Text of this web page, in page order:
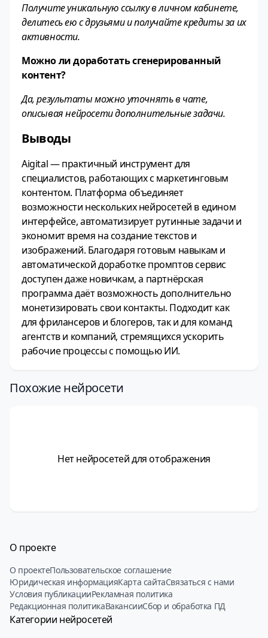
Получите уникальную ссылку в личном кабинете,
делитесь ею с друзьями и получайте кредиты за их
активности.
Можно ли доработать сгенерированный
контент?
Да, результаты можно уточнять в чате,
описывая нейросети дополнительные задачи.
Выводы
Aigital — практичный инструмент для
специалистов, работающих с маркетинговым
контентом. Платформа объединяет
возможности нескольких нейросетей в едином
интерфейсе, автоматизирует рутинные задачи и
экономит время на создание текстов и
изображений. Благодаря готовым навыкам и
автоматической доработке промптов сервис
доступен даже новичкам, а партнёрская
программа даёт возможность дополнительно
монетизировать свои контакты. Подходит как
для фрилансеров и блогеров, так и для команд
агентств и компаний, стремящихся ускорить
рабочие процессы с помощью ИИ.
Похожие нейросети
Нет нейросетей для отображения
О проекте
О проектеПользовательское соглашение
Юридическая информацияКарта сайтаСвязаться с нами
Условия публикацииРекламная политика
Редакционная политикаВакансииСбор и обработка ПД
Категории нейросетей